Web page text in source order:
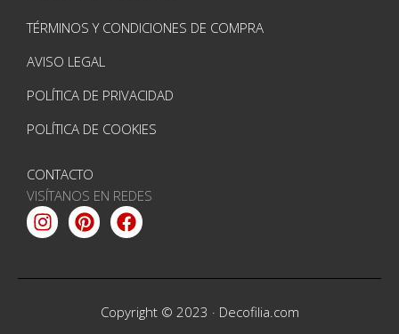
TÉRMINOS Y CONDICIONES DE COMPRA
AVISO LEGAL
POLÍTICA DE PRIVACIDAD
POLÍTICA DE COOKIES
CONTACTO
VISÍTANOS EN REDES
Instagram
PinterestFacebook
Copyright © 2023 · Decofilia.com